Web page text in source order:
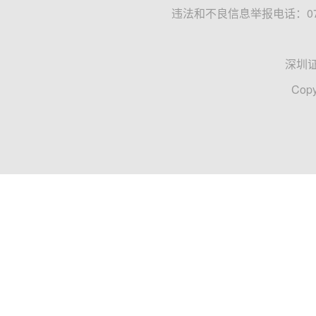
违法和不良信息举报电话：
深圳